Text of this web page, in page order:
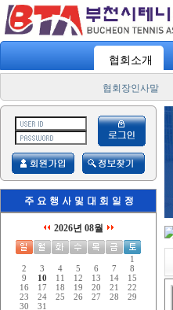
협회소개
협회장인사말
2026년 08월
1
2
3 4 5 6 7
8
9
10 11 12 13 14
15
16
17 18 19 20 21
22
23
24 25 26 27 28
29
30
31